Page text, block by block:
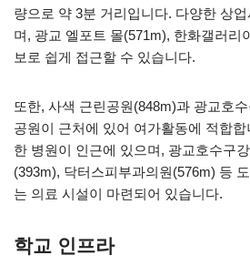
량으로 약 3분 거리입니다. 다양한 상
며, 광교 엘포트 몰(571m), 한화갤러리
보로 쉽게 접근할 수 있습니다.
또한, 사색 근린공원(848m)과 광교호
공원이 근처에 있어 여가활동에 적합
한 병원이 인근에 있으며, 광교호수구
(393m), 닥터스피부과의원(576m) 등
는 의료 시설이 마련되어 있습니다.
학교 인프라